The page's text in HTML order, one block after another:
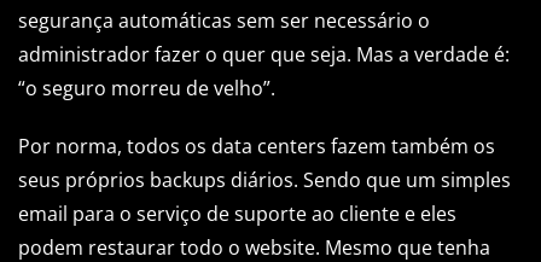
segurança automáticas sem ser necessário o
administrador fazer o quer que seja. Mas a verdade é:
“o seguro morreu de velho”.
Por norma, todos os data centers fazem também os
seus próprios backups diários. Sendo que um simples
email para o serviço de suporte ao cliente e eles
podem restaurar todo o website. Mesmo que tenha